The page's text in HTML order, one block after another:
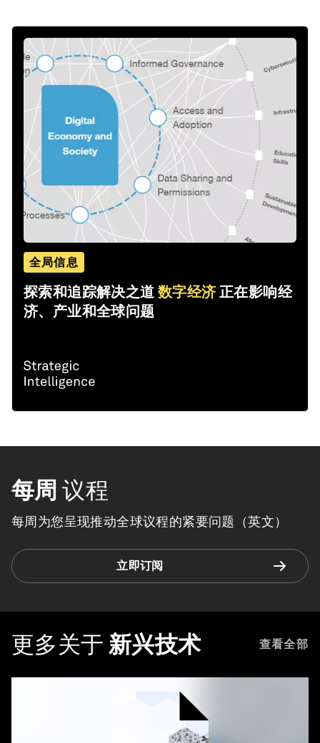
全局信息
探索和追踪解决之道数字经济正在影响经
济、产业和全球问题
每周 议程
每周为您呈现推动全球议程的紧要问题（英文）
立即订阅
更多关于 新兴技术 查看全部